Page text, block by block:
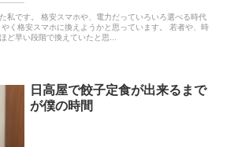
私です。 格安スマホや、電力だっていろいろ選べる時代
く格安スマホに換えようかと思っています。 若者や、時
ど早い段階で換えていたと思...
日高屋で餃子定食が出来るまで
が僕の時間